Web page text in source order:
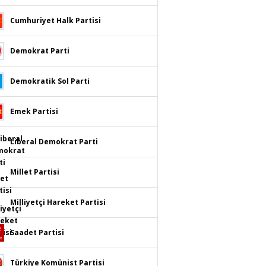
Cumhuriyet Halk Partisi
Demokrat Parti
Demokratik Sol Parti
Emek Partisi
Liberal Demokrat Parti
Millet Partisi
Milliyetçi Hareket Partisi
Saadet Partisi
Türkiye Komünist Partisi